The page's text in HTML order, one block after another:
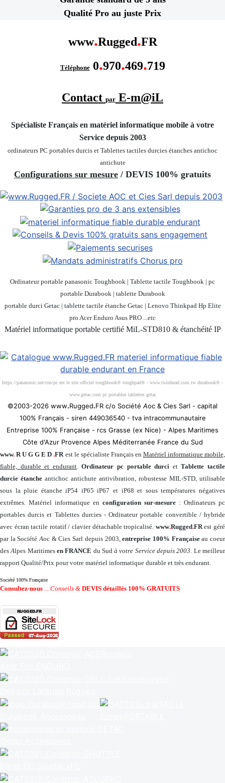
Qualité Pro au juste Prix
www.Rugged.FR
Téléphone0.970.469.719
Contact par E-m@iL
Spécialiste Français en matériel informatique mobile à votre
Service depuis 2003
ordinateurs PC portables durcis et Tablettes tactiles durcies étanches antichoc
antichute
Configurations sur mesure / DEVIS 100% gratuits
Ordinateur portable panasonic Toughbook | Tablette tactile Toughbook | pc
portable Durabook | tablette Durabook
portable durci Getac | tablette tactile étanche Getac | Lenovo Thinkpad Hp Elite
pro Acer Enduro Asus PRO ... etc
Matériel informatique portable certifié MiL-STD810 & étanchéité IP
https://panasonic.net/cns/pc est le site officiel toughbook® toughpad® - www.twinhead.com.tw durabook® -
www.getac.com pc portables tablettes getac
©2003-2026 www.Rugged.FR c/o Société Aoc & Cies Sarl - capital
100% Français - siren 449036540 - tva intracommunautaire
Entreprise 100% Française - rcs Grasse (ex Nice) - Alpes Maritimes
Côte d'Azur Provence Alpes Méditerranée France du Sud
www. R U G G E D.FR est le spécialiste Français en Matériel informatique mobile,
fiable, durable et endurant.Ordinateur pc portable durci etTablette tactile
durcie étanche antichoc antichute antivibration, robustesse MIL-STD, utilisable
sous la pluie étanche iP54 iP65 iP67 et iP68 et sous températures négatives
extrêmes. Matériel informatique en configuration sur-mesure : Ordinateurs pc
portables durcis et Tablettes durcies - Ordinateur portable convertible / hybride
avec écran tactile rotatif / clavier détachable tropicalisé. www.Rugged.FRest géré
par la SociétéAoc & Cies Sarl depuis 2003,entreprise 100% Françaiseau coeur
desAlpes Maritimes en FRANCE du Sudà votre Service depuis 2003 . Le meilleur
rapport Qualité/Prix pour votre matériel informatique durable et très endurant.
Société 100% Française
Consultez-nous Conseils & DEVIS détaillés 100% GRATUITS